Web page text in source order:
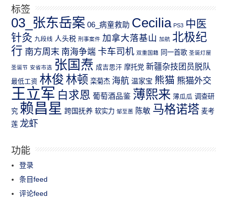
标签
03_张东岳案 06_病童救助 Cecilia PS3 中医
针灸 九段线 人头税 刑事案件 加拿大落基山 加航 北极纪
行 南方周末 南海争端 卡车司机 双重国籍 同一首歌 圣诞灯屋
圣诞节 安省市选 张国焘 成吉思汗 摩托党 新疆杂技团员脱队
最低工资 林俊 林顿 栾菊杰 海航 温家宝 熊猫 熊猫外交
王立军 白求恩 葡萄酒品鉴 薄熙来 薄瓜瓜 调查研
究 赖昌星 跨国抚养 软实力 邹至蕙 陈敏 马格诺塔 麦考
莲 龙虾
功能
登录
条目feed
评论feed